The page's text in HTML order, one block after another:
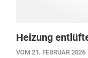
Heizung
VOM 21. FEBRUAR 2026